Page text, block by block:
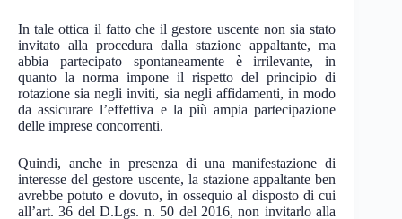
In tale ottica il fatto che il gestore uscente non sia stato
invitato alla procedura dalla stazione appaltante, ma
abbia partecipato spontaneamente è irrilevante, in
quanto la norma impone il rispetto del principio di
rotazione sia negli inviti, sia negli affidamenti, in modo
da assicurare l’effettiva e la più ampia partecipazione
delle imprese concorrenti.
Quindi, anche in presenza di una manifestazione di
interesse del gestore uscente, la stazione appaltante ben
avrebbe potuto e dovuto, in ossequio al disposto di cui
all’art. 36 del D.Lgs. n. 50 del 2016, non invitarlo alla